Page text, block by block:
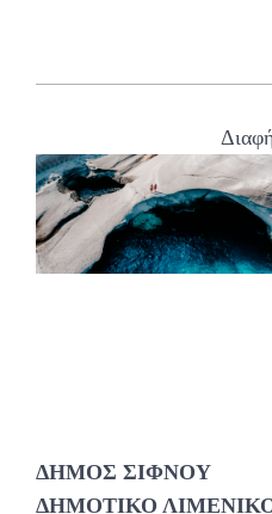
ΔΗΜΟΣ ΣΙΦΝΟΥ
ΔΗΜΟΤΙΚΟ